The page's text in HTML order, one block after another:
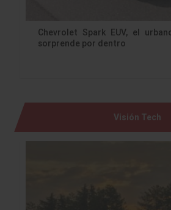
Chevrolet Spark EUV, el
sorprende por dentro
Visión Tech